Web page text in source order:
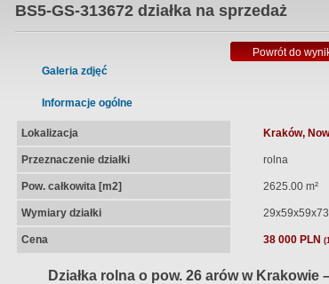
Notarialna
BS5-GS-313672działka na sprzedaż
Powrót do
Galeria zdjęć
Informacje ogólne
Lokalizacja Kraków,
Przeznaczenie działki rolna
Pow. całkowita [m2] 2625.00 m²
Wymiary działki
Cena 38 000 PLN
Działka rolna o pow. 26 arów w Krakowie